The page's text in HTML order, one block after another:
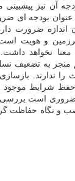
آن نیز
عنوان بودجه ای
اندازه ضرورت
و هویت
نخواهد
منجر به تضعیف
را ندارند.
حفظ شرایط
است بررسی
و نگاه حفاظت